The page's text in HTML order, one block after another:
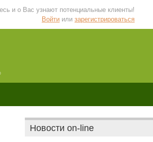
и о Вас узнают потенциальные клиенты!
Войти или зарегистрироваться
Новости on-line